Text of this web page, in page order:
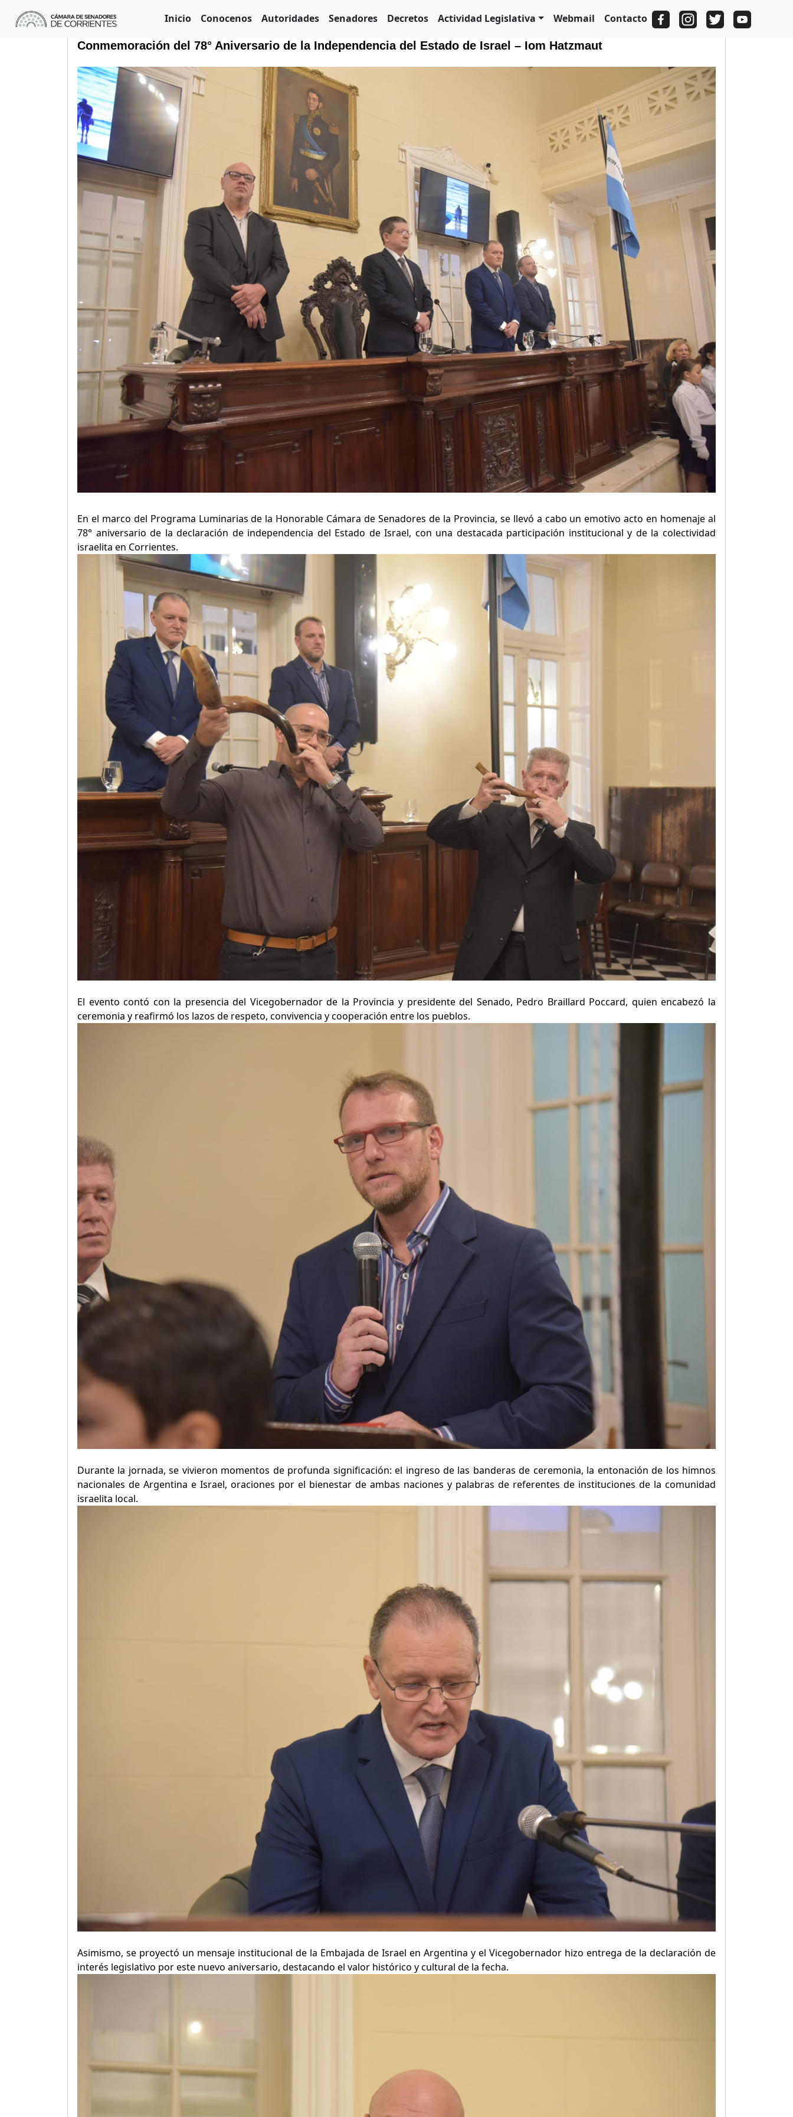
Inicio Conocenos Autoridades Senadores Decretos Actividad Legislativa Webmail Contacto
Conmemoración del 78° Aniversario de la Independencia del Estado de Israel – Iom Hatzmaut
En el marco del Programa Luminarias de la Honorable Cámara de Senadores de la Provincia, se llevó a cabo un emotivo acto en homenaje al
78° aniversario de la declaración de independencia del Estado de Israel, con una destacada participación institucional y de la colectividad
israelita en Corrientes.
El evento contó con la presencia del Vicegobernador de la Provincia y presidente del Senado, Pedro Braillard Poccard, quien encabezó la
ceremonia y reafirmó los lazos de respeto, convivencia y cooperación entre los pueblos.
Durante la jornada, se vivieron momentos de profunda significación: el ingreso de las banderas de ceremonia, la entonación de los himnos
nacionales de Argentina e Israel, oraciones por el bienestar de ambas naciones y palabras de referentes de instituciones de la comunidad
israelita local.
Asimismo, se proyectó un mensaje institucional de la Embajada de Israel en Argentina y el Vicegobernador hizo entrega de la declaración de
interés legislativo por este nuevo aniversario, destacando el valor histórico y cultural de la fecha.